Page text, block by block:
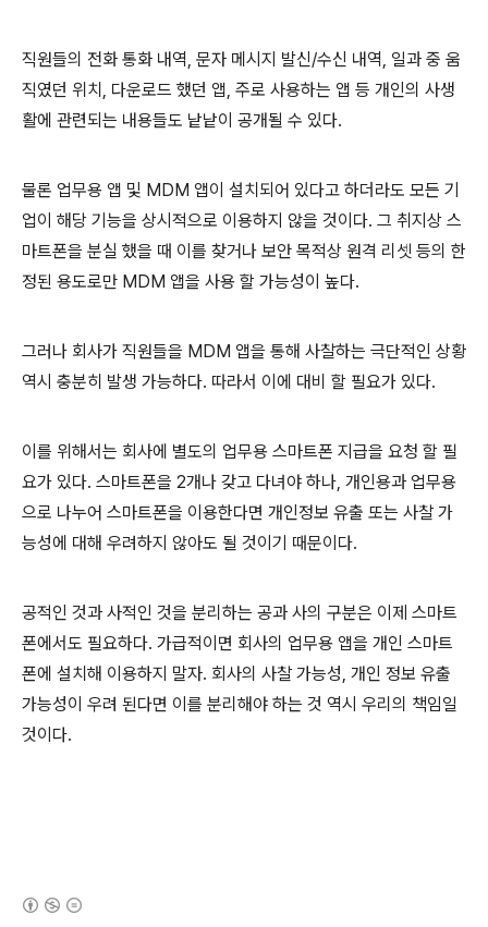
직원들의 전화 통화 내역, 문자 메시지 발신/수신 내역, 일과 중 움
직였던 위치, 다운로드 했던 앱, 주로 사용하는 앱 등 개인의 사생
활에 관련되는 내용들도 낱낱이 공개될 수 있다.
물론 업무용 앱 및 MDM 앱이 설치되어 있다고 하더라도 모든 기
업이 해당 기능을 상시적으로 이용하지 않을 것이다. 그 취지상 스
마트폰을 분실 했을 때 이를 찾거나 보안 목적상 원격 리셋 등의 한
정된 용도로만 MDM 앱을 사용 할 가능성이 높다.
그러나 회사가 직원들을 MDM 앱을 통해 사찰하는 극단적인 상황
역시 충분히 발생 가능하다. 따라서 이에 대비 할 필요가 있다.
이를 위해서는 회사에 별도의 업무용 스마트폰 지급을 요청 할 필
요가 있다. 스마트폰을 2개나 갖고 다녀야 하나, 개인용과 업무용
으로 나누어 스마트폰을 이용한다면 개인정보 유출 또는 사찰 가
능성에 대해 우려하지 않아도 될 것이기 때문이다.
공적인 것과 사적인 것을 분리하는 공과 사의 구분은 이제 스마트
폰에서도 필요하다. 가급적이면 회사의 업무용 앱을 개인 스마트
폰에 설치해 이용하지 말자. 회사의 사찰 가능성, 개인 정보 유출
가능성이 우려 된다면 이를 분리해야 하는 것 역시 우리의 책임일
것이다.